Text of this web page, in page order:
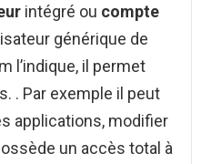
intégré ou compte
générique de
l’indique, il permet
. Par exemple il peut
applications, modifier
un accès total à